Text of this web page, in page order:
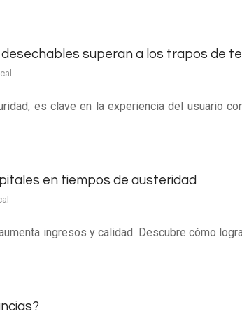
superan a los trapos de
es clave en la experiencia del usuario
en tiempos de austeridad
ingresos y calidad. Descubre cómo